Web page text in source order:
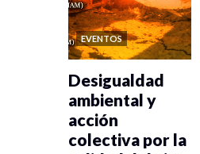
EVENTOS
Desigualdad
ambiental y
acción
colectiva por la